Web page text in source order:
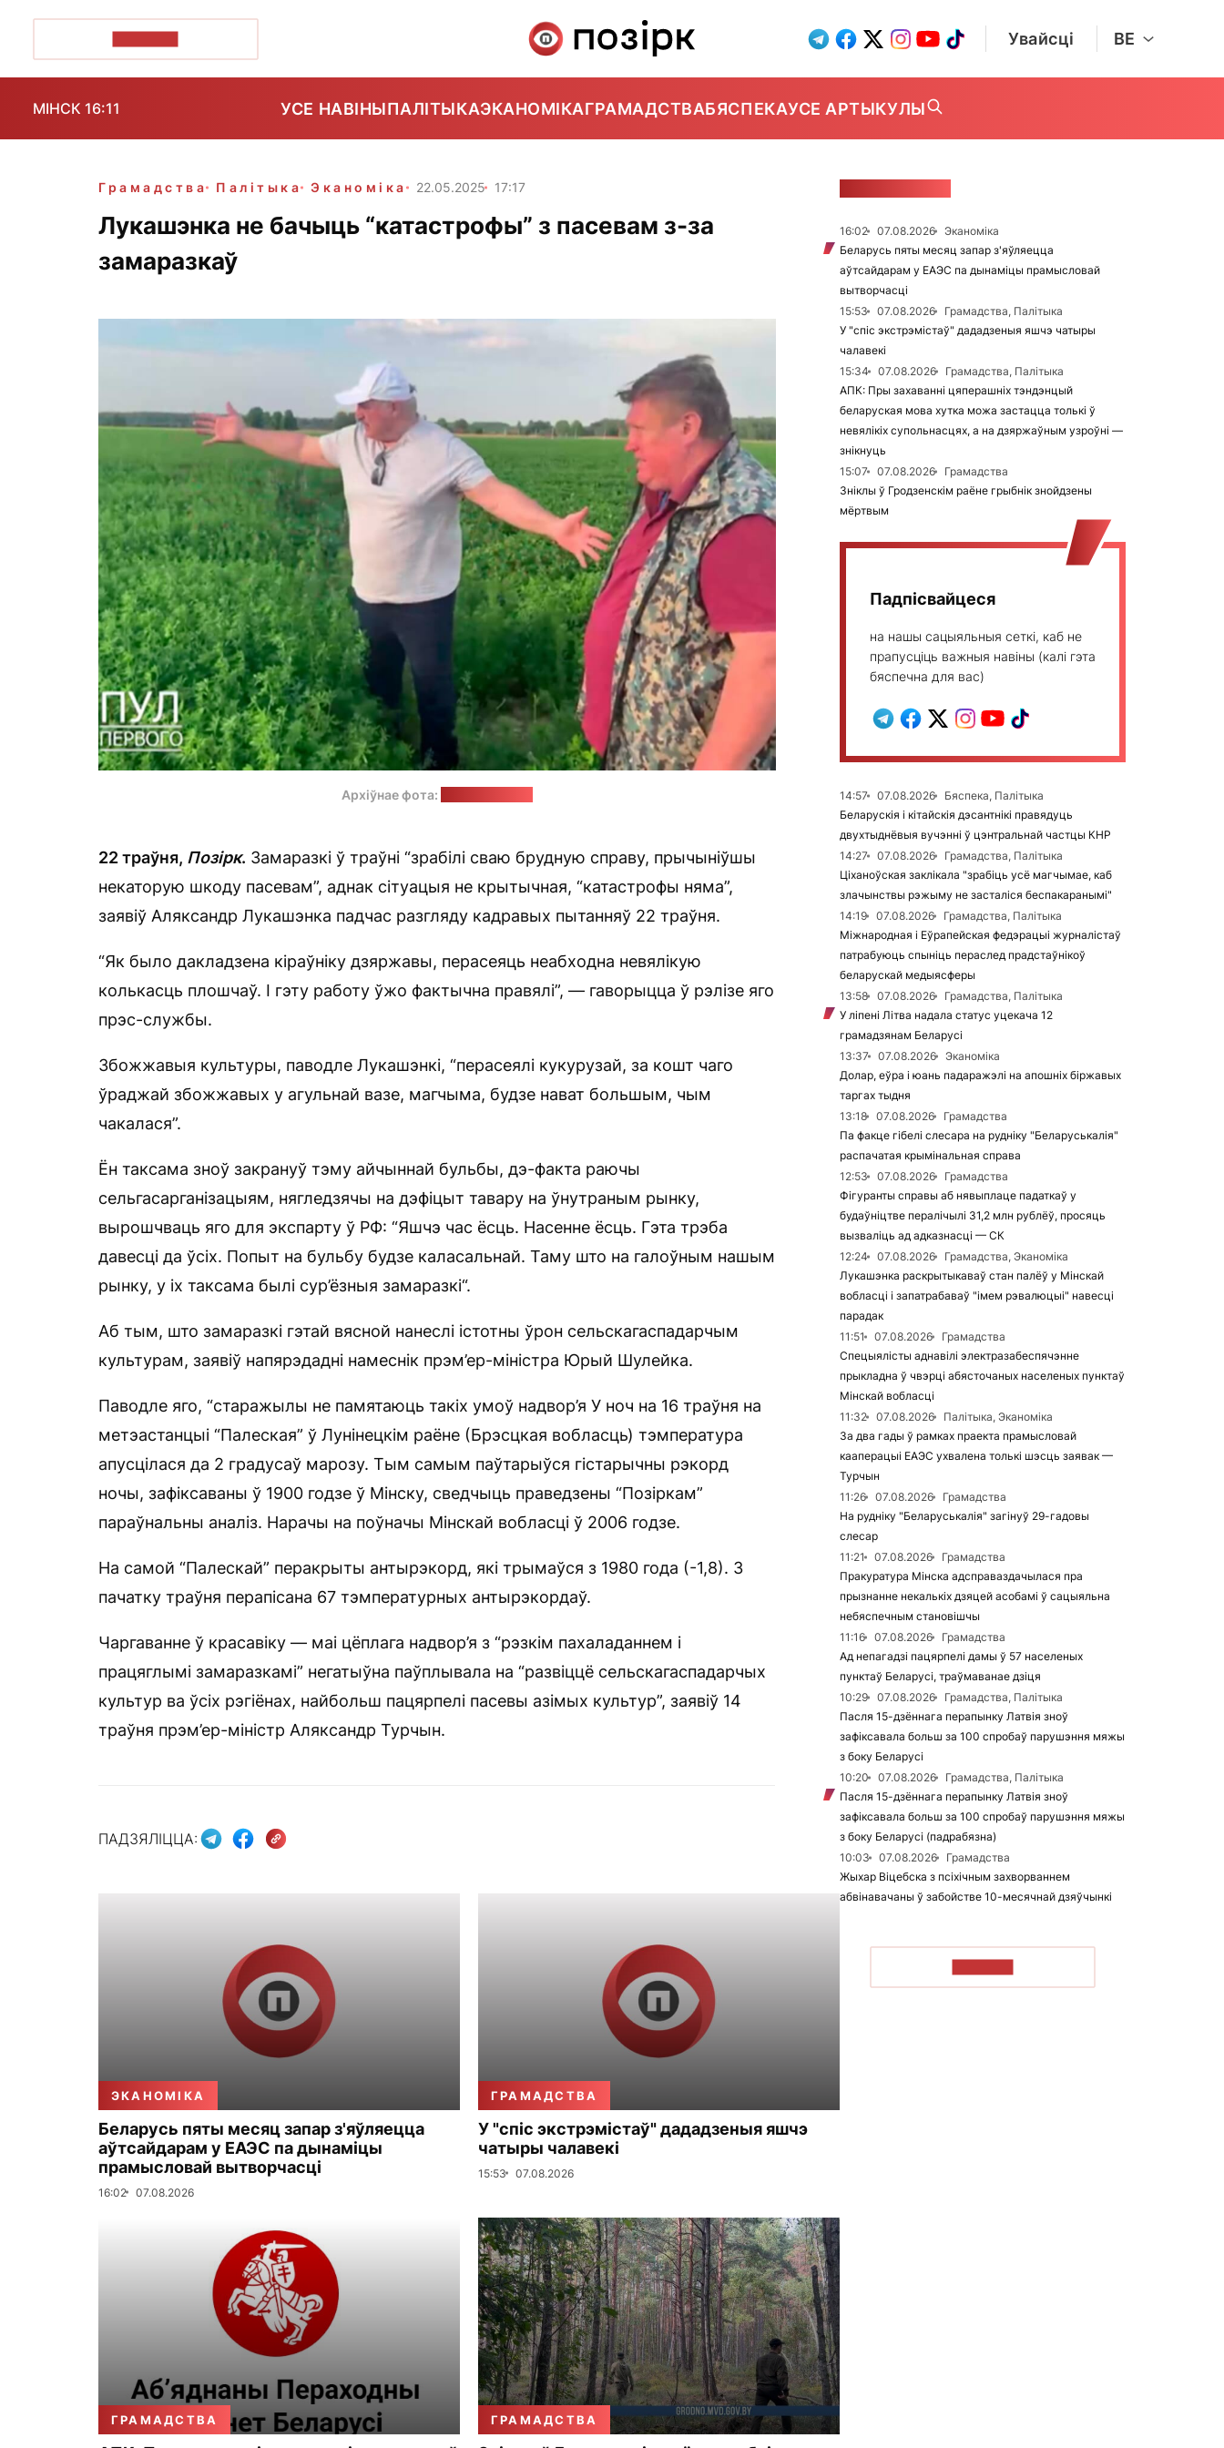
Увайсці BE
МІНСК 16:11 УСЕ НАВІНЫПАЛІТЫКАЭКАНОМІКАГРАМАДСТВАБЯСПЕКАУСЕ АРТЫКУЛЫ
Грамадства Палітыка Эканоміка 22.05.2025 17:17
Лукашэнка не бачыць “катастрофы” з пасевам з-за
замаразкаў
Архіўнае фота:
22 траўня, Позірк. Замаразкі ў траўні “зрабілі сваю брудную справу, прычыніўшы
некаторую шкоду пасевам”, аднак сітуацыя не крытычная, “катастрофы няма”,
заявіў Аляксандр Лукашэнка падчас разгляду кадравых пытанняў 22 траўня.
“Як было дакладзена кіраўніку дзяржавы, перасеяць неабходна невялікую
колькасць плошчаў. І гэту работу ўжо фактычна правялі”, — гаворыцца ў рэлізе яго
прэс-службы.
Збожжавыя культуры, паводле Лукашэнкі, “перасеялі кукурузай, за кошт чаго
ўраджай збожжавых у агульнай вазе, магчыма, будзе нават большым, чым
чакалася”.
Ён таксама зноў закрануў тэму айчыннай бульбы, дэ-факта раючы
сельгасарганізацыям, нягледзячы на ​​дэфіцыт тавару на ўнутраным рынку,
вырошчваць яго для экспарту ў РФ: “Яшчэ час ёсць. Насенне ёсць. Гэта трэба
давесці да ўсіх. Попыт на бульбу будзе каласальнай. Таму што на галоўным нашым
рынку, у іх таксама былі сур’ёзныя замаразкі“.
Аб тым, што замаразкі гэтай вясной нанеслі істотны ўрон сельскагаспадарчым
культурам, заявіў напярэдадні намеснік прэм’ер-міністра Юрый Шулейка.
Паводле яго, “старажылы не памятаюць такіх умоў надвор’я У ноч на 16 траўня на
метэастанцыі “Палеская” ў Лунінецкім раёне (Брэсцкая вобласць) тэмпература
апусцілася да 2 градусаў марозу. Тым самым паўтарыўся гістарычны рэкорд
ночы, зафіксаваны ў 1900 годзе ў Мінску, сведчыць праведзены “Позіркам”
параўнальны аналіз. Нарачы на ​​поўначы Мінскай вобласці ў 2006 годзе.
На самой “Палескай” перакрыты антырэкорд, які трымаўся з 1980 года (-1,8). З
пачатку траўня перапісана 67 тэмпературных антырэкордаў.
Чаргаванне ў красавіку — маі цёплага надвор’я з “рэзкім пахаладаннем і
працяглымі замаразкамі” негатыўна паўплывала на “развіццё сельскагаспадарчых
культур ва ўсіх рэгіёнах, найбольш пацярпелі пасевы азімых культур”, заявіў 14
траўня прэм’ер-міністр Аляксандр Турчын.
ПАДЗЯЛІЦЦА:
ЭКАНОМІКА
Беларусь пяты месяц запар з'яўляецца
аўтсайдарам у ЕАЭС па дынаміцы
прамысловай вытворчасці
16:02 07.08.2026
ГРАМАДСТВА
У "спіс экстрэмістаў" дададзеныя яшчэ
чатыры чалавекі
15:53 07.08.2026
ГРАМАДСТВА ГРАМАДСТВА
16:02 07.08.2026
Эканоміка
Беларусь пяты месяц запар з'яўляецца
аўтсайдарам у ЕАЭС па дынаміцы прамысловай
вытворчасці
15:53
07.08.2026
Грамадства, Палітыка
У "спіс экстрэмістаў" дададзеныя яшчэ чатыры
чалавекі
15:34
07.08.2026
Грамадства, Палітыка
АПК: Пры захаванні цяперашніх тэндэнцый
беларуская мова хутка можа застацца толькі ў
невялікіх супольнасцях, а на дзяржаўным узроўні —
знікнуць
15:07
07.08.2026
Грамадства
Зніклы ў Гродзенскім раёне грыбнік знойдзены
мёртвым
Падпісвайцеся
на нашы сацыяльныя сеткі, каб не
прапусціць важныя навіны (калі гэта
бяспечна для вас)
14:57 07.08.2026
Бяспека, Палітыка
Беларускія і кітайскія дэсантнікі правядуць
двухтыднёвыя вучэнні ў цэнтральнай частцы КНР
14:27
07.08.2026
Грамадства, Палітыка
Ціханоўская заклікала "зрабіць усё магчымае, каб
злачынствы рэжыму не засталіся беспакаранымі"
14:19
07.08.2026
Грамадства, Палітыка
Міжнародная і Еўрапейская федэрацыі журналістаў
патрабуюць спыніць пераслед прадстаўнікоў
беларускай медыясферы
13:58
07.08.2026
Грамадства, Палітыка
У ліпені Літва надала статус уцекача 12
грамадзянам Беларусі
13:37
07.08.2026
Эканоміка
Долар, еўра і юань падаражэлі на апошніх біржавых
таргах тыдня
13:18
07.08.2026
Грамадства
Па факце гібелі слесара на рудніку "Беларуськалія"
распачатая крымінальная справа
12:53
07.08.2026
Грамадства
Фігуранты справы аб нявыплаце падаткаў у
будаўніцтве пералічылі 31,2 млн рублёў, просяць
вызваліць ад адказнасці — СК
12:24
07.08.2026
Грамадства, Эканоміка
Лукашэнка раскрытыкаваў стан палёў у Мінскай
вобласці і запатрабаваў "імем рэвалюцыі" навесці
парадак
11:51
07.08.2026
Грамадства
Спецыялісты аднавілі электразабеспячэнне
прыкладна ў чвэрці абясточаных населеных пунктаў
Мінскай вобласці
11:32
07.08.2026
Палітыка, Эканоміка
За два гады ў рамках праекта прамысловай
кааперацыі ЕАЭС ухвалена толькі шэсць заявак —
Турчын
11:26
07.08.2026
Грамадства
На рудніку "Беларуськалія" загінуў 29-гадовы
слесар
11:21
07.08.2026
Грамадства
Пракуратура Мінска адсправаздачылася пра
прызнанне некалькіх дзяцей асобамі ў сацыяльна
небяспечным становішчы
11:16
07.08.2026
Грамадства
Ад непагадзі пацярпелі дамы ў 57 населеных
пунктаў Беларусі, траўмаванае дзіця
10:29
07.08.2026
Грамадства, Палітыка
Пасля 15-дзённага перапынку Латвія зноў
зафіксавала больш за 100 спробаў парушэння мяжы
з боку Беларусі
10:20
07.08.2026
Грамадства, Палітыка
Пасля 15-дзённага перапынку Латвія зноў
зафіксавала больш за 100 спробаў парушэння мяжы
з боку Беларусі (падрабязна)
10:03
07.08.2026
Грамадства
Жыхар Віцебска з псіхічным захворваннем
абвінавачаны ў забойстве 10-месячнай дзяўчынкі